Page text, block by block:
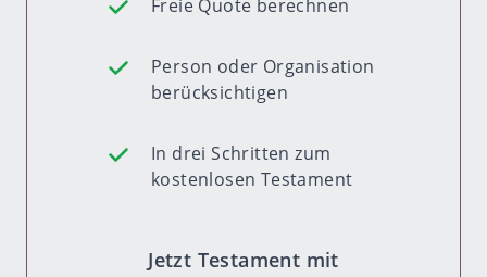
Freie Quote berechnen
Person oder Organisation
berücksichtigen
In drei Schritten zum
kostenlosen Testament
Jetzt Testament mit